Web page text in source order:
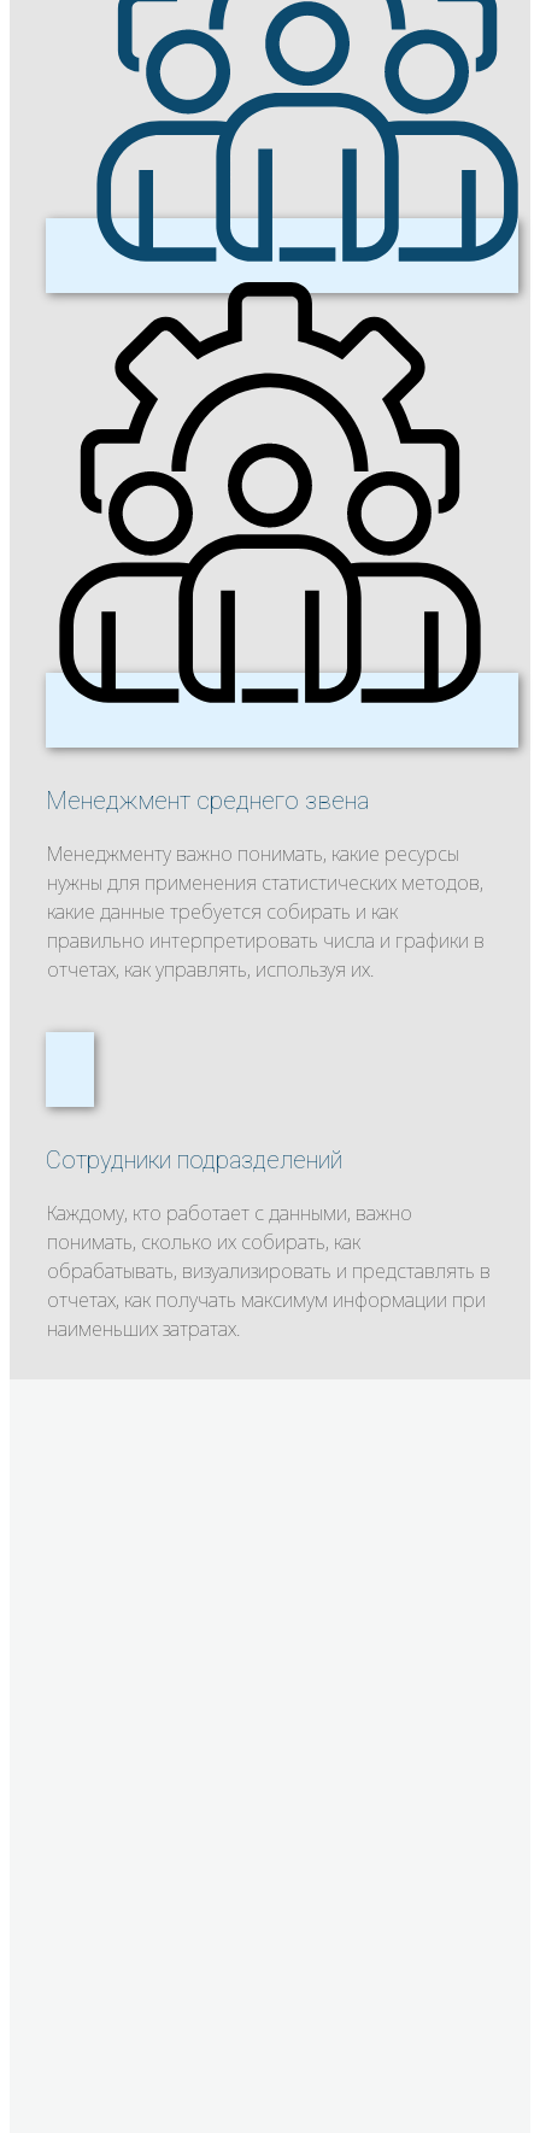
Менеджмент среднего звена
Менеджменту важно понимать, какие ресурсы
нужны для применения статистических методов,
какие данные требуется собирать и как
правильно интерпретировать числа и графики в
отчетах, как управлять, используя их.
Сотрудники подразделений
Каждому, кто работает с данными, важно
понимать, сколько их собирать, как
обрабатывать, визуализировать и представлять в
отчетах, как получать максимум информации при
наименьших затратах.